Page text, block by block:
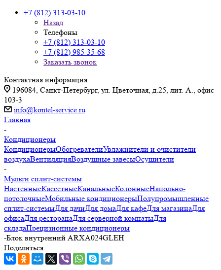
+7 (812) 313-03-10
Назад
Телефоны
+7 (812) 313-03-10
+7 (812) 985-35-68
Заказать звонок
Контактная информация
196084, Санкт-Петербург, ул. Цветочная, д.25, лит. А., офис
103-3
info@kontel-service.ru
Главная
-
Кондиционеры
КондиционерыОбогревателиУвлажнители и очистители
воздухаВентиляцияВоздушные завесыОсушители
-
Мульти сплит-системы
НастенныеКассетныеКанальныеКолонныеНапольно-
потолочныеМобильные кондиционерыПолупромышленные
сплит-системыДля дачиДля домаДля кафеДля магазинаДля
офисаДля ресторанаДля серверной комнатыДля
складаПрецизионные кондиционеры
-Блок внутренний ARXA024GLEH
Поделиться